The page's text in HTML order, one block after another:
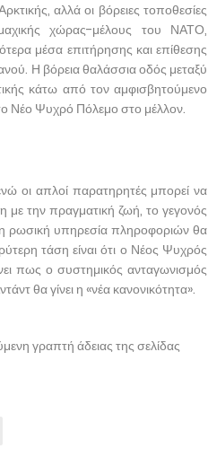
αλλά οι βόρειες τοποθεσίες
χώρας-μέλους του ΝΑΤΟ,
μέσα επιτήρησης και επίθεσης
Η βόρεια θαλάσσια οδός μεταξύ
κάτω από τον αμφισβητούμενο
Νέο Ψυχρό Πόλεμο στο μέλλον.
οι απλοί παρατηρητές μπορεί να
με την πραγματική ζωή, το γεγονός
η ρωσική υπηρεσία πληροφοριών θα
τάση είναι ότι ο Νέος Ψυχρός
πως ο συστημικός ανταγωνισμός
θα γίνει η «νέα κανονικότητα».
γραπτή άδειας της σελίδας